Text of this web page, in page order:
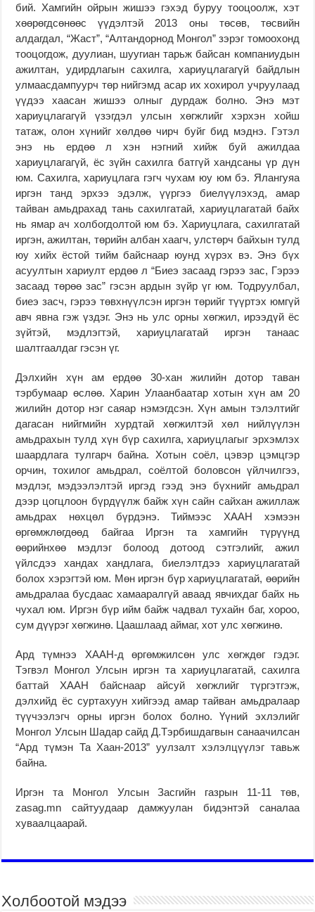
бий. Хамгийн ойрын жишээ гэхэд буруу тооцоолж, хэт
хөөрөгдсөнөөс үүдэлтэй 2013 оны төсөв, төсвийн
алдагдал, “Жаст”, “Алтандорнод Монгол” зэрэг томоохонд
тооцогдож, дуулиан, шуугиан тарьж байсан компаниудын
ажилтан, удирдлагын сахилга, хариуцлагагүй байдлын
улмаасдампуурч төр нийгэмд асар их хохирол учруулаад
үүдээ хаасан жишээ олныг дурдаж болно. Энэ мэт
хариуцлагагүй үзэгдэл улсын хөгжлийг хэрхэн хойш
татаж, олон хүнийг хөлдөө чирч буйг бид мэднэ. Гэтэл
энэ нь ердөө л хэн нэгний хийж буй ажилдаа
хариуцлагагүй, ёс зүйн сахилга батгүй хандсаны үр дүн
юм. Сахилга, хариуцлага гэгч чухам юу юм бэ. Ялангуяа
иргэн танд эрхээ эдэлж, үүргээ биелүүлэхэд, амар
тайван амьдрахад тань сахилгатай, хариуцлагатай байх
нь ямар ач холбогдолтой юм бэ. Хариуцлага, сахилгатай
иргэн, ажилтан, төрийн албан хаагч, улстөрч байхын тулд
юу хийх ёстой тийм байснаар юунд хүрэх вэ. Энэ бүх
асуултын хариулт ердөө л “Биеэ засаад гэрээ зас, Гэрээ
засаад төрөө зас” гэсэн ардын зүйр үг юм. Тодруулбал,
биеэ засч, гэрээ төвхнүүлсэн иргэн төрийг түүртэх юмгүй
авч явна гэж үздэг. Энэ нь улс орны хөгжил, ирээдүй ёс
зүйтэй, мэдлэгтэй, хариуцлагатай иргэн танаас
шалтгаалдаг гэсэн үг.
Дэлхийн хүн ам ердөө 30-хан жилийн дотор таван
тэрбумаар өслөө. Харин Улаанбаатар хотын хүн ам 20
жилийн дотор нэг саяар нэмэгдсэн. Хүн амын тэлэлтийг
дагасан нийгмийн хурдтай хөгжилтэй хөл нийлүүлэн
амьдрахын тулд хүн бүр сахилга, хариуцлагыг эрхэмлэх
шаардлага тулгарч байна. Хотын соёл, цэвэр цэмцгэр
орчин, тохилог амьдрал, соёлтой боловсон үйлчилгээ,
мэдлэг, мэдээлэлтэй иргэд гээд энэ бүхнийг амьдрал
дээр цогцлоон бүрдүүлж байж хүн сайн сайхан ажиллаж
амьдрах нөхцөл бүрдэнэ. Тиймээс ХААН хэмээн
өргөмжлөгдөөд байгаа Иргэн та хамгийн түрүүнд
өөрийнхөө мэдлэг болоод дотоод сэтгэлийг, ажил
үйлсдээ хандах хандлага, биелэлтдээ хариуцлагатай
болох хэрэгтэй юм. Мөн иргэн бүр хариуцлагатай, өөрийн
амьдралаа бусдаас хамааралгүй аваад явчихдаг байх нь
чухал юм. Иргэн бүр ийм байж чадвал тухайн баг, хороо,
сум дүүрэг хөгжинө. Цаашлаад аймаг, хот улс хөгжинө.
Ард түмнээ ХААН-д өргөмжилсөн улс хөгждөг гэдэг.
Тэгвэл Монгол Улсын иргэн та хариуцлагатай, сахилга
баттай ХААН байснаар айсуй хөгжлийг түргэтгэж,
дэлхийд ёс суртахуун хийгээд амар тайван амьдралаар
түүчээлэгч орны иргэн болох болно. Үүний эхлэлийг
Монгол Улсын Шадар сайд Д.Тэрбишдагвын санаачилсан
“Ард түмэн Та Хаан-2013” уулзалт хэлэлцүүлэг тавьж
байна.
Иргэн та Монгол Улсын Засгийн газрын 11-11 төв,
zasag.mn сайтуудаар дамжуулан бидэнтэй саналаа
хуваалцаарай.
Холбоотой мэдээ